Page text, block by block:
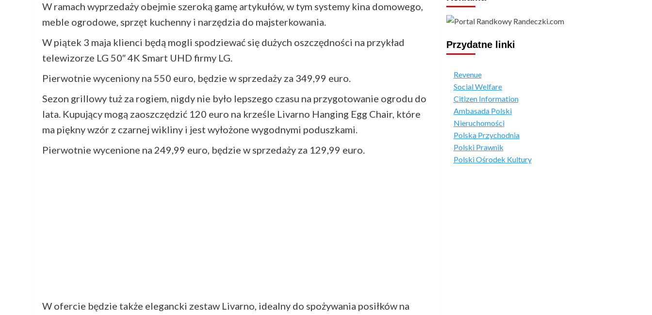
W ramach wyprzedaży obejmie szeroką gamę artykułów, w tym systemy kina domowego,
meble ogrodowe, sprzęt kuchenny i narzędzia do majsterkowania.
W piątek 3 maja klienci będą mogli spodziewać się dużych oszczędności na przykład
telewizorze LG 50″ 4K Smart UHD firmy LG.
Pierwotnie wyceniony na 550 euro, będzie w sprzedaży za 349,99 euro.
Sezon grillowy tuż za rogiem, nigdy nie było lepszego czasu na przygotowanie ogrodu do
lata. Kupujący mogą zaoszczędzić 120 euro na krześle Livarno Hanging Egg Chair, które
ma piękny wzór z czarnej wikliny i jest wyłożone wygodnymi poduszkami.
Pierwotnie wycenione na 249,99 euro, będzie w sprzedaży za 129,99 euro.
W ofercie będzie także elegancki zestaw Livarno, idealny do spożywania posiłków na
Przydatne linki
Revenue
Social Welfare
Citizen Information
Ambasada Polski
Nieruchomości
Polska Przychodnia
Polski Prawnik
Polski Ośrodek Kultury